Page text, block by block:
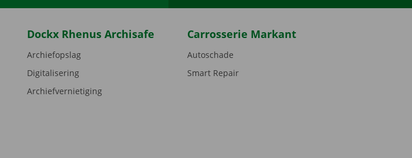
Dockx Rhenus Archisafe
Archiefopslag
Digitalisering
Archiefvernietiging
Carrosserie Markant
Autoschade
Smart Repair